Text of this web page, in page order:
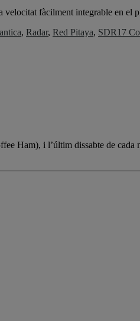
velocitat fàcilment integrable en
, Radar, Red Pitaya, SDR17
Ham), i l’últim dissabte de cada